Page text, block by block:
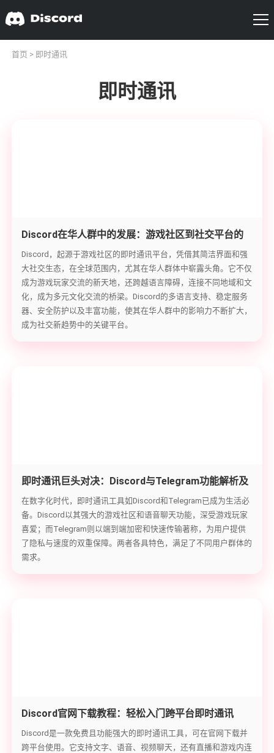
首页 > 即时通讯
即时通讯
Discord在华人群中的发展：游戏社区到社交平台的
蜕变
Discord，起源于游戏社区的即时通讯平台，凭借其简洁界面和强
大社交生态，在全球范围内，尤其在华人群体中崭露头角。它不仅
成为游戏玩家交流的新天地，还跨越语言障碍，连接不同地域和文
化，成为多元文化交流的桥梁。Discord的多语言支持、稳定服务
器、安全防护以及丰富功能，使其在华人群中的影响力不断扩大，
成为社交新趋势中的关键平台。
即时通讯巨头对决：Discord与Telegram功能解析及
用户群体差异
在数字化时代，即时通讯工具如Discord和Telegram已成为生活必
备。Discord以其强大的游戏社区和语音聊天功能，深受游戏玩家
喜爱；而Telegram则以端到端加密和快速传输著称，为用户提供
了隐私与速度的双重保障。两者各具特色，满足了不同用户群体的
需求。
Discord官网下载教程：轻松入门跨平台即时通讯
Discord是一款免费且功能强大的即时通讯工具，可在官网下载并
跨平台使用。它支持文字、语音、视频聊天，还有直播和游戏内连